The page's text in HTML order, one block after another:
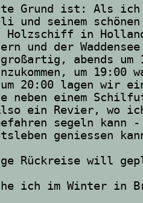
Grund ist: Als
und seinem
Holzschiff in
und der
abends um
um
20:00 lagen wir
neben einem
ein Revier, wo
segeln kann
geniessen
Rückreise will
ich im Winter in